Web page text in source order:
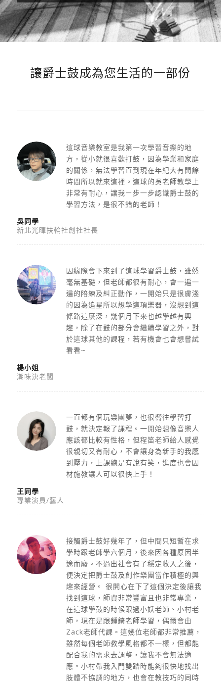
讓爵士鼓成為您生活的一部份
這球音樂教室是我第一次學習音樂的地
方，從小就很喜歡打鼓，因為學業和家庭
的關係，無法學習直到現在年紀大有閒餘
時間所以就來這裡。這球的吳老師教學上
非常有耐心，讓我ㄧ步一步認識爵士鼓的
學習方法，是很不錯的老師！
吳同學
新北光暉扶輪社創社社長
因緣際會下來到了這球學習爵士鼓，雖然
毫無基礎，但老師都很有耐心，會一遍一
遍的陪練及糾正動作，一開始只是很膚淺
的因為追星所以想學這項樂器，沒想到這
條路這麼深，幾個月下來也越學越有興
趣，除了在鼓的部分會繼續學習之外，對
於這球其他的課程，若有機會也會想嘗試
看看~
楊小姐
潮味決老闆
一直都有個玩樂團夢，也很嚮往學習打
鼓，就決定報了課程。一開始想像音樂人
應該都比較有性格，但程笛老師給人感覺
很親切又有耐心，不會讓身為新手的我感
到壓力，上課總是有說有笑，進度也會因
材施教讓人可以很快上手！
王同學
專業演員/藝人
接觸爵士鼓好幾年了，但中間只短暫在求
學時跟老師學六個月，後來因各種原因半
途而廢。不過出社會有了穩定收入之後，
便決定把爵士鼓及創作樂團當作積極的興
趣來經營。 很開心在下了這個決定後讓我
找到這球，師資非常豐富且也非常專業，
在這球學鼓的時候跟過小妖老師、小村老
師，現在是跟鍾錡老師學習，偶爾會由
Zack老師代課。這幾位老師都非常推薦，
雖然每個老師教學風格都不一樣，但都能
配合我的需求去調整，讓我不會無法適
應。小村帶我入門雙踏時能夠很快地找出
肢體不協調的地方，也會在教技巧的同時